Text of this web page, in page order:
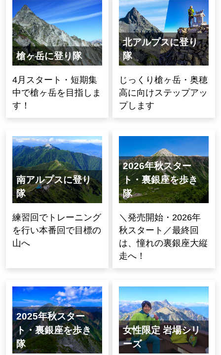
槍ヶ岳に登り隊
4月スタート・短期集
中で槍ヶ岳を目指しま
す！
北アルプスに登り
隊
じっくり槍ヶ岳・奥穂
高に向けステップアッ
プします
南アルプスに登り
隊
練習回でトレーニング
を行い本番回で目標の
山へ
2026年秋スター
ト・裏銀座を歩き
隊
＼発売開始・2026年
秋スタート／最終回
は、憧れの裏銀座大縦
走へ！
2025年秋スター
ト・裏銀座を歩き
隊
女性限定 岩場シリ
ーズ